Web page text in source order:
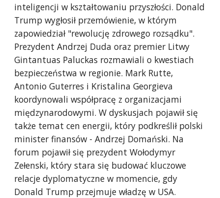
inteligencji w kształtowaniu przyszłości. Donald
Trump wygłosił przemówienie, w którym
zapowiedział "rewolucję zdrowego rozsądku".
Prezydent Andrzej Duda oraz premier Litwy
Gintantuas Paluckas rozmawiali o kwestiach
bezpieczeństwa w regionie. Mark Rutte,
Antonio Guterres i Kristalina Georgieva
koordynowali współpracę z organizacjami
międzynarodowymi. W dyskusjach pojawił się
także temat cen energii, który podkreślił polski
minister finansów - Andrzej Domański. Na
forum pojawił się prezydent Wołodymyr
Zełenski, który stara się budować kluczowe
relacje dyplomatyczne w momencie, gdy
Donald Trump przejmuje władzę w USA.